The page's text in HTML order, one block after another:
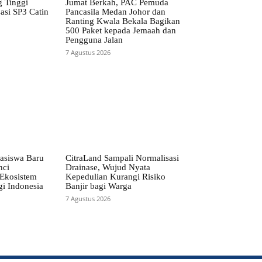
Tinggi
SP3 Catin
Jumat Berkah, PAC Pemuda
Pancasila Medan Johor dan
Ranting Kwala Bekala Bagikan
500 Paket kepada Jemaah dan
Pengguna Jalan
7 Agustus 2026
Baru
Indonesia
CitraLand Sampali Normalisasi
Drainase, Wujud Nyata
Kepedulian Kurangi Risiko
Banjir bagi Warga
7 Agustus 2026